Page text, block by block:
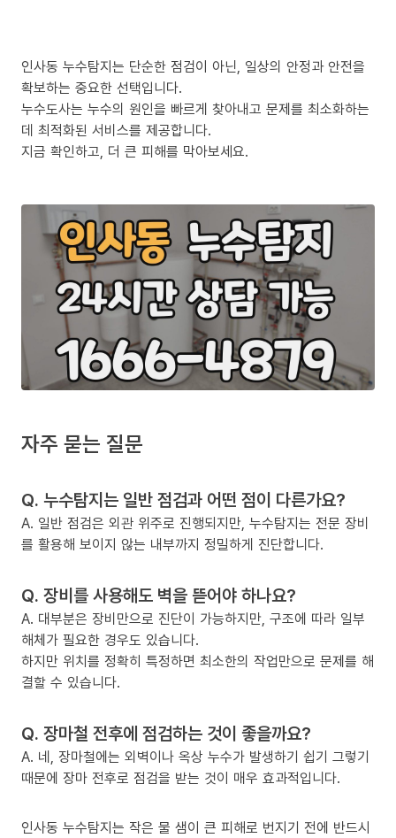
인사동 누수탐지는 단순한 점검이 아닌, 일상의 안정과 안전을
확보하는 중요한 선택입니다.
누수도사는 누수의 원인을 빠르게 찾아내고 문제를 최소화하는
데 최적화된 서비스를 제공합니다.
지금 확인하고, 더 큰 피해를 막아보세요.
자주 묻는 질문
Q. 누수탐지는 일반 점검과 어떤 점이 다른가요?
A. 일반 점검은 외관 위주로 진행되지만, 누수탐지는 전문 장비
를 활용해 보이지 않는 내부까지 정밀하게 진단합니다.
Q. 장비를 사용해도 벽을 뜯어야 하나요?
A. 대부분은 장비만으로 진단이 가능하지만, 구조에 따라 일부
해체가 필요한 경우도 있습니다.
하지만 위치를 정확히 특정하면 최소한의 작업만으로 문제를 해
결할 수 있습니다.
Q. 장마철 전후에 점검하는 것이 좋을까요?
A. 네, 장마철에는 외벽이나 옥상 누수가 발생하기 쉽기 그렇기
때문에 장마 전후로 점검을 받는 것이 매우 효과적입니다.
인사동 누수탐지는 작은 물 샘이 큰 피해로 번지기 전에 반드시